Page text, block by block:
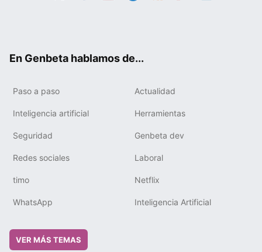
En Genbeta hablamos de...
Paso a paso Actualidad
Inteligencia artificial Herramientas
Seguridad Genbeta dev
Redes sociales Laboral
timo Netflix
WhatsApp Inteligencia Artificial
VER MÁS TEMAS